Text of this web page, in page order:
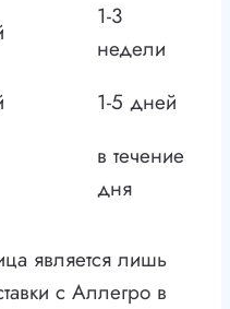
1-3
недели
1-5 дней
в течение
дня
является лишь
с Аллегро в